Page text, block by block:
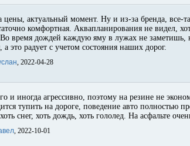
цены, актуальный момент. Ну и из-за бренда, все-
комфортная. Аквапланирования не видел,
время дождей каждую яму в лужах не заметишь,
это радует с учетом состояния наших дорог.
, 2022-04-28
и иногда агрессивно, поэтому на резине не
тупить на дороге, поведение авто полностью
снег, хоть дождь, хоть гололед. На асфальте
, 2022-10-01